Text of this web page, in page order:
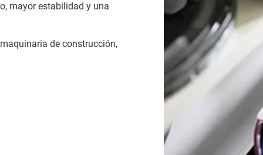
mayor estabilidad y una
de construcción,